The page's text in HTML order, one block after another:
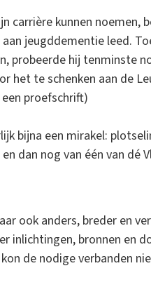
carrière kunnen noemen,
jeugddementie leed.
probeerde hij tenminste
het te schenken aan de
proefschrift)
bijna een mirakel:
dan nog van één van dé
ook anders, breder en
inlichtingen, bronnen en
de nodige verbanden